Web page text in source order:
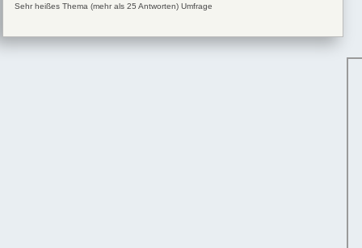
Sehr heißes Thema (mehr als 25 Antworten) Umfrage